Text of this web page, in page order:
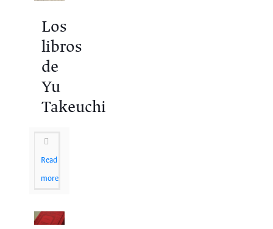
Los
libros
de
Yu
Takeuchi
Read
more